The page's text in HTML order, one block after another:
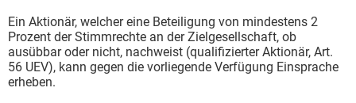
Ein Aktionär, welcher eine Beteiligung von mindestens 2
Prozent der Stimmrechte an der Zielgesellschaft, ob
ausübbar oder nicht, nachweist (qualifizierter Aktionär, Art.
56 UEV), kann gegen die vorliegende Verfügung Einsprache
erheben.